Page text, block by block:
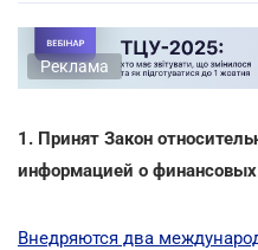
Реклама
1. Принят Закон
информацией о финансовых
Внедряются два